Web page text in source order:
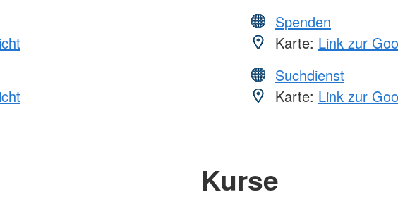
Spenden
Karte: Link zur
Suchdienst
Karte: Link zur
Kurse